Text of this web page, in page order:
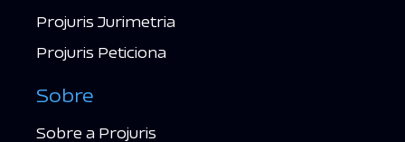
Projuris Jurimetria
Projuris Peticiona
Sobre
Sobre a Projuris